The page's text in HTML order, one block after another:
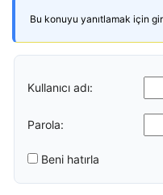
Bu konuyu yanıtlamak için
Kullanıcı adı:
Parola:
Beni hatırla